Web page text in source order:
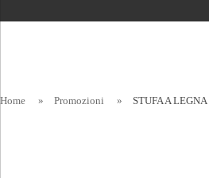
Home » Promozioni » STUFA A